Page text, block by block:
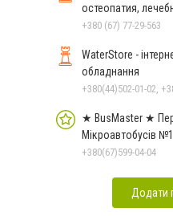
остеопатия,
+380 (67) 77-29-563
WaterStore -
обладнання
★ BusMaster ★
Мікроавтобусів №1
+380(67)599-04-04
Додати